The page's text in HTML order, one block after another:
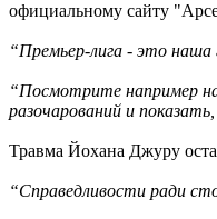
официальному сайту
“Премьер-лига - это
“Посмотрите например
разочарований и
Травма Йохана Джуру
“Справедливости ради